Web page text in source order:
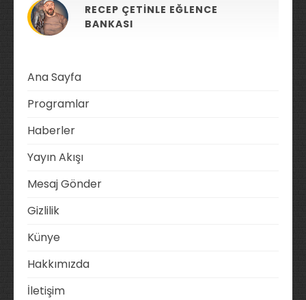
RECEP ÇETINLE EĞLENCE
BANKASI
Ana Sayfa
Programlar
Haberler
Yayın Akışı
Mesaj Gönder
Gizlilik
Künye
Hakkımızda
İletişim